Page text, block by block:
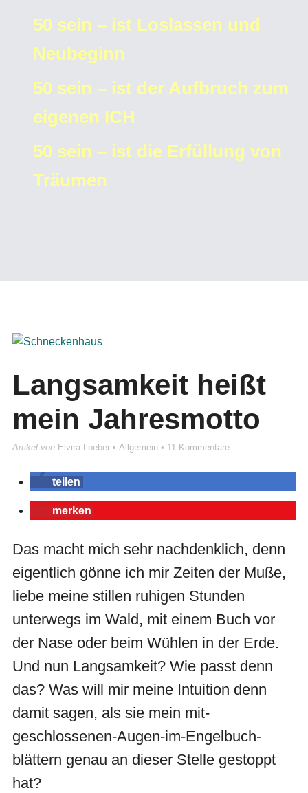
50 sein – ist Loslassen und
Neubeginn
50 sein – ist der Aufbruch zum
eigenen ICH
50 sein – ist die Erfüllung von
Träumen
Langsamkeit heißt
mein Jahresmotto
Artikel von Elvira Loeber• Allgemein• 11 Kommentare
teilen
merken
Das macht mich sehr nachdenklich, denn
eigentlich gönne ich mir Zeiten der Muße,
liebe meine stillen ruhigen Stunden
unterwegs im Wald, mit einem Buch vor
der Nase oder beim Wühlen in der Erde.
Und nun Langsamkeit? Wie passt denn
das? Was will mir meine Intuition denn
damit sagen, als sie mein mit-
geschlossenen-Augen-im-Engelbuch-
blättern genau an dieser Stelle gestoppt
hat?